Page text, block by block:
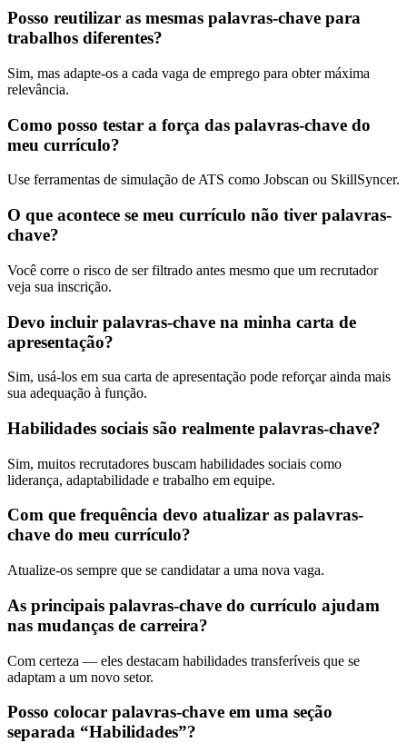
Posso reutilizar as mesmas palavras-chave para
trabalhos diferentes?
Sim, mas adapte-os a cada vaga de emprego para obter máxima
relevância.
Como posso testar a força das palavras-chave do
meu currículo?
Use ferramentas de simulação de ATS como Jobscan ou SkillSyncer.
O que acontece se meu currículo não tiver palavras-
chave?
Você corre o risco de ser filtrado antes mesmo que um recrutador
veja sua inscrição.
Devo incluir palavras-chave na minha carta de
apresentação?
Sim, usá-los em sua carta de apresentação pode reforçar ainda mais
sua adequação à função.
Habilidades sociais são realmente palavras-chave?
Sim, muitos recrutadores buscam habilidades sociais como
liderança, adaptabilidade e trabalho em equipe.
Com que frequência devo atualizar as palavras-
chave do meu currículo?
Atualize-os sempre que se candidatar a uma nova vaga.
As principais palavras-chave do currículo ajudam
nas mudanças de carreira?
Com certeza — eles destacam habilidades transferíveis que se
adaptam a um novo setor.
Posso colocar palavras-chave em uma seção
separada “Habilidades”?